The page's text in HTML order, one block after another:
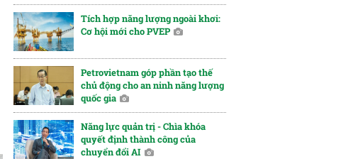
Tích hợp năng lượng ngoài khơi:
Cơ hội mới cho PVEP
Petrovietnam góp phần tạo thế
chủ động cho an ninh năng lượng
quốc gia
Năng lực quản trị - Chìa khóa
quyết định thành công của
chuyển đổi AI